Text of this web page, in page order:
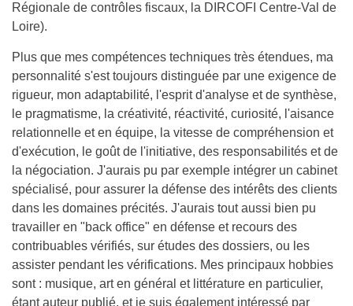
Régionale de contrôles fiscaux, la DIRCOFI Centre-Val de
Loire).
Plus que mes compétences techniques très étendues, ma
personnalité s'est toujours distinguée par une exigence de
rigueur, mon adaptabilité, l'esprit d'analyse et de synthèse,
le pragmatisme, la créativité, réactivité, curiosité, l'aisance
relationnelle et en équipe, la vitesse de compréhension et
d'exécution, le goût de l'initiative, des responsabilités et de
la négociation. J'aurais pu par exemple intégrer un cabinet
spécialisé, pour assurer la défense des intérêts des clients
dans les domaines précités. J'aurais tout aussi bien pu
travailler en "back office" en défense et recours des
contribuables vérifiés, sur études des dossiers, ou les
assister pendant les vérifications. Mes principaux hobbies
sont : musique, art en général et littérature en particulier,
étant auteur publié, et je suis également intéressé par